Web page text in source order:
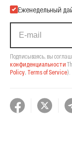
Еженедельный
Подписываясь, вы
конфиденциальности
Policy, Terms of Service).